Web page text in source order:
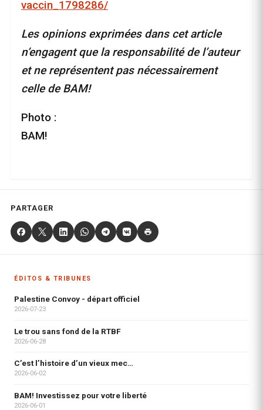
vaccin_1798286/
Les opinions exprimées dans cet article
n’engagent que la responsabilité de l’auteur
et ne représentent pas nécessairement
celle de BAM!
Photo :
BAM!
PARTAGER
ÉDITOS & TRIBUNES
Palestine Convoy - départ officiel
2026-07-23
Le trou sans fond de la RTBF
2026-06-28
C’est l’histoire d’un vieux mec…
2026-06-02
BAM! Investissez pour votre liberté
2026-06-01